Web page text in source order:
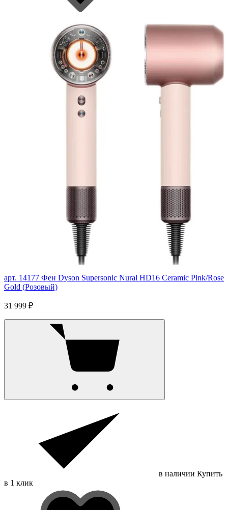
арт. 14177 Фен Dyson Supersonic Nural HD16 Ceramic Pink/Rose
Gold (Розовый)
31 999 ₽
в наличии Купить
в 1 клик